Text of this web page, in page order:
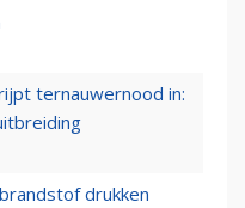
ternauwernood in:
drukken